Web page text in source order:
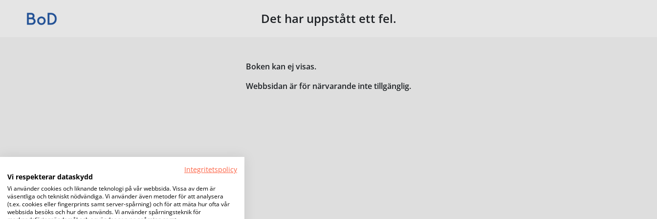
Det har uppstått ett fel.
Boken kan ej visas.
Webbsidan är för närvarande inte tillgänglig.
Integritetspolicy
Vi respekterar dataskydd
Vi använder cookies och liknande teknologi på vår webbsida. Vissa av dem är
väsentliga och tekniskt nödvändiga. Vi använder även metoder för att analysera
(t.ex. cookies eller fingerprints samt server-spårning) och för att mäta hur ofta vår
webbsida besöks och hur den används. Vi använder spårningsteknik för